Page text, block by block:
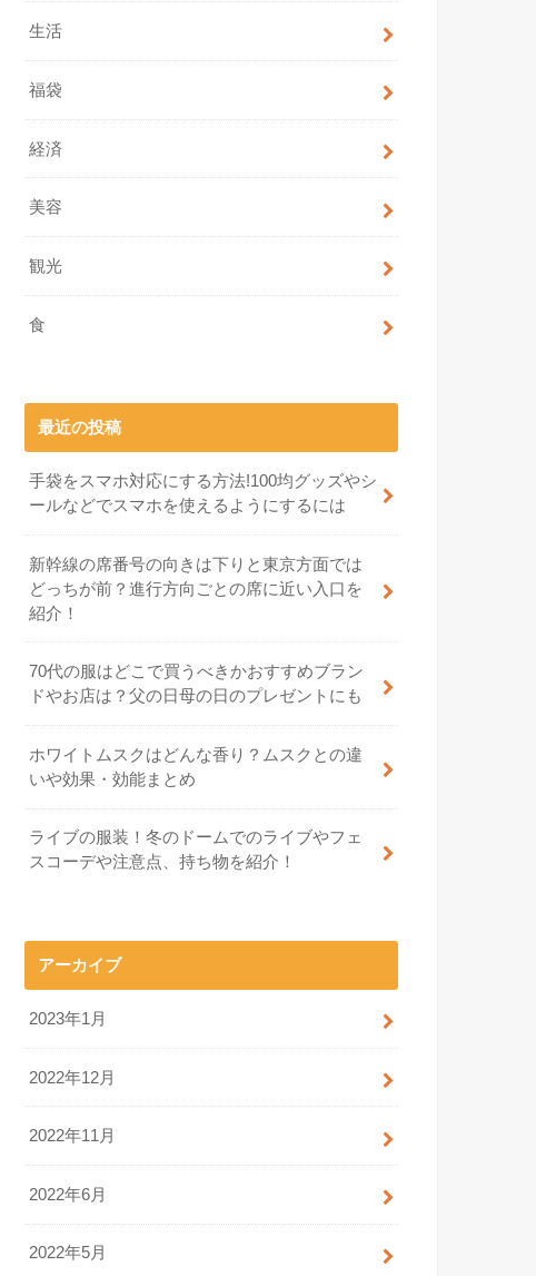
生活
福袋
経済
美容
観光
食
最近の投稿
手袋をスマホ対応にする方法!100均グッズやシ
ールなどでスマホを使えるようにするには
新幹線の席番号の向きは下りと東京方面では
どっちが前？進行方向ごとの席に近い入口を
紹介！
70代の服はどこで買うべきかおすすめブラン
ドやお店は？父の日母の日のプレゼントにも
ホワイトムスクはどんな香り？ムスクとの違
いや効果・効能まとめ
ライブの服装！冬のドームでのライブやフェ
スコーデや注意点、持ち物を紹介！
アーカイブ
2023年1月
2022年12月
2022年11月
2022年6月
2022年5月